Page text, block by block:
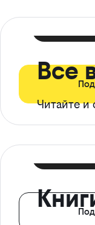
Все
Читайте и